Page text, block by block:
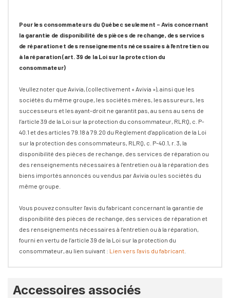
Pour les consommateurs du Québec seulement – Avis concernant
la garantie de disponibilité des pièces de rechange, des services
de réparation et des renseignements nécessaires à l’entretien ou
à la réparation (art. 39 de la Loi sur la protection du
consommateur)
Veullez noter que Avivia, (collectivement « Avivia »), ainsi que les
sociétés du même groupe, les sociétés mères, les assureurs, les
successeurs et les ayant-droit ne garantit pas, au sens au sens de
l’article 39 de la Loi sur la protection du consommateur, RLRQ, c. P-
40.1 et des articles 79.18 à 79.20 du Règlement d’application de la Loi
sur la protection des consommateurs, RLRQ, c. P-40.1, r. 3, la
disponibilité des pièces de rechange, des services de réparation ou
des renseignements nécessaires à l’entretien ou à la réparation des
biens importés annoncés ou vendus par Avivia ou les sociétés du
même groupe.
Vous pouvez consulter l'avis du fabricant concernant la garantie de
disponibilité des pièces de rechange, des services de réparation et
des renseignements nécessaires à l’entretien ou à la réparation,
fourni en vertu de l’article 39 de la Loi sur la protection du
consommateur, au lien suivant : Lien vers l'avis du fabricant
Accessoires associés